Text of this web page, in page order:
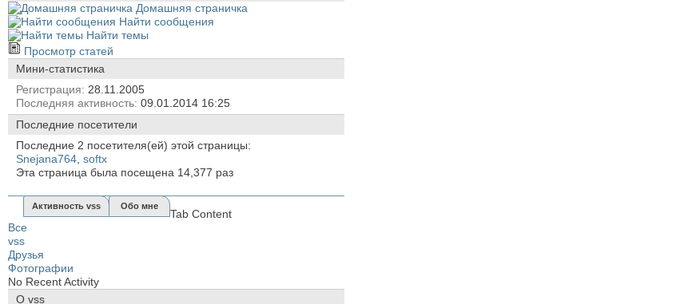
Домашняя страничка
Найти сообщения
Найти темы
Просмотр статей
Мини-статистика
Регистрация
28.11.2005
Последняя активность 09.01.2014 16:25
Последние посетители
Последние 2 посетителя(ей) этой страницы:
Snejana764 softx
Эта страница была посещена 14,377 раз
Активность vss Обо мне
Tab Content
Все
vss
Друзья
Фотографии
No Recent Activity
О vss